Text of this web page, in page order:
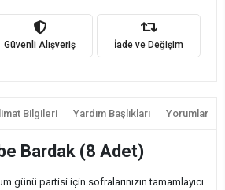
Güvenli Alışveriş İade ve Değişim
Bilgileri Yardım Başlıkları Yorumlar
Bardak (8 Adet)
günü partisi için sofralarınızın tamamlayıcı